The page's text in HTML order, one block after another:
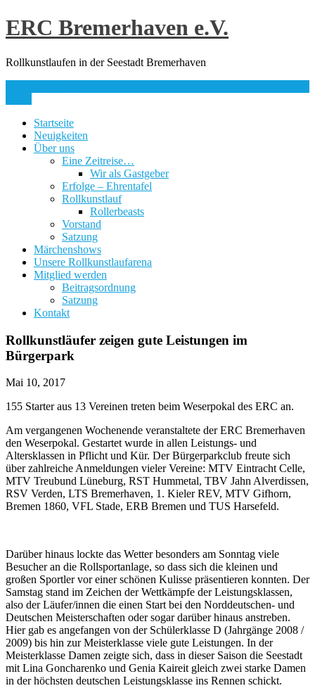
Skip
to
ERC Bremerhaven e.V.
Rollkunstlaufen in der Seestadt Bremerhaven
Startseite
Neuigkeiten
Über uns
Eine Zeitreise…
Wir als Gastgeber
Erfolge – Ehrentafel
Rollkunstlauf
Rollerbeasts
Vorstand
Satzung
Märchenshows
Unsere Rollkunstlaufarena
Mitglied werden
Beitragsordnung
Satzung
Kontakt
Rollkunstläufer zeigen gute Leistungen im
Bürgerpark
Mai 10, 2017
155 Starter aus 13 Vereinen treten beim Weserpokal des ERC an.
Am vergangenen Wochenende veranstaltete der ERC Bremerhaven
den Weserpokal. Gestartet wurde in allen Leistungs- und
Altersklassen in Pflicht und Kür. Der Bürgerparkclub freute sich
über zahlreiche Anmeldungen vieler Vereine: MTV Eintracht Celle,
MTV Treubund Lüneburg, RST Hummetal, TBV Jahn Alverdissen,
RSV Verden, LTS Bremerhaven, 1. Kieler REV, MTV Gifhorn,
Bremen 1860, VFL Stade, ERB Bremen und TUS Harsefeld.
Darüber hinaus lockte das Wetter besonders am Sonntag viele
Besucher an die Rollsportanlage, so dass sich die kleinen und
großen Sportler vor einer schönen Kulisse präsentieren konnten. Der
Samstag stand im Zeichen der Wettkämpfe der Leistungsklassen,
also der Läufer/innen die einen Start bei den Norddeutschen- und
Deutschen Meisterschaften oder sogar darüber hinaus anstreben.
Hier gab es angefangen von der Schülerklasse D (Jahrgänge 2008 /
2009) bis hin zur Meisterklasse viele gute Leistungen. In der
Meisterklasse Damen zeigte sich, dass in dieser Saison die Seestadt
mit Lina Goncharenko und Genia Kaireit gleich zwei starke Damen
in der höchsten deutschen Leistungsklasse ins Rennen schickt.